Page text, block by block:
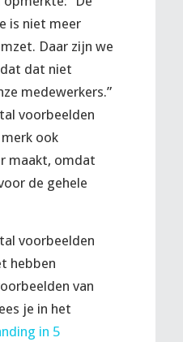
is niet meer
Daar zijn we
dat niet
medewerkers.”
voorbeelden
ook
maakt, omdat
de gehele
voorbeelden
hebben
van
je in het
in 5